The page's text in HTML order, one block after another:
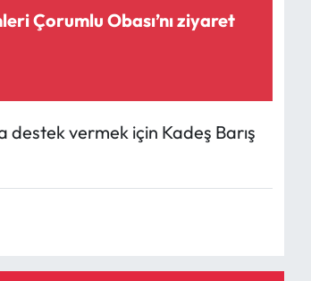
Çorumlu Obası’nı ziyaret
destek vermek için Kadeş Barış